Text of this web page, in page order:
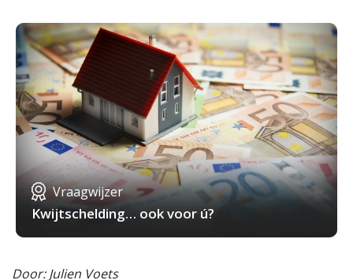
Vraagwijzer
Kwijtschelding… ook voor ú?
Door: Julien Voets